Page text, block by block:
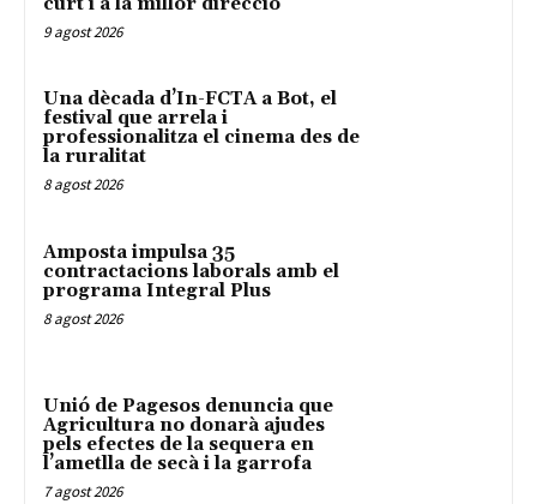
9 agost 2026
Una dècada d’In-FCTA a Bot, el
festival que arrela i
professionalitza el cinema des de
la ruralitat
8 agost 2026
Amposta impulsa 35
contractacions laborals amb el
programa Integral Plus
8 agost 2026
Unió de Pagesos denuncia que
Agricultura no donarà ajudes
pels efectes de la sequera en
l’ametlla de secà i la garrofa
7 agost 2026